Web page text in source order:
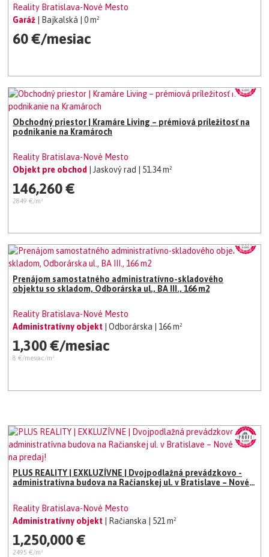
Reality Bratislava-Nové Mesto
Garáž
| Bajkalská | 0 m²
60 €/mesiac
Obchodný priestor | Kramáre Living – prémiová príležitosť na
podnikanie na Kramároch
Reality Bratislava-Nové Mesto
Objekt pre obchod
| Jaskový rad | 51.34 m²
146,260 €
2849 €/m²
Prenájom samostatného administratívno-skladového
objektu so skladom, Odborárska ul., BA III., 166 m2
Reality Bratislava-Nové Mesto
Administratívny objekt
| Odborárska | 166 m²
1,300 €/mesiac
8 €/mesiac/m²
PLUS REALITY | EXKLUZÍVNE | Dvojpodlažná prevádzkovo -
administratívna budova na Račianskej ul. v Bratislave – Nové
Reality Bratislava-Nové Mesto
Administratívny objekt
| Račianska | 521 m²
1,250,000 €
2495 €/m²